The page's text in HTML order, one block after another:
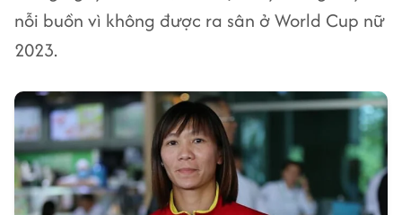
nỗi buồn vì không được ra sân ở World Cup nữ
2023.